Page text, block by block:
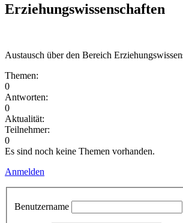
Erziehungswissenschaften
Austausch über den Bereich
Themen:
0
Antworten:
0
Aktualität:
Teilnehmer:
0
Es sind noch keine Themen vorhanden.
Anmelden
Benutzername